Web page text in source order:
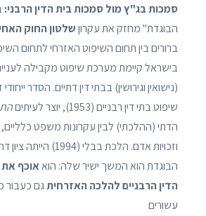
סמכות בג"ץ מול סמכות בית הדין הרבני:
הבוגדת" מחזק את עקרוןשלטון החוק
ברורים בין תחום השיפוט האזרחי לתחום
בישראל קיימת מערכת שיפוט מקבילה
(נישואין וגירושין) בבתי דין דתיים. הסדר
שיפוט בתי דין רבניים (1953), יוצר לעיתים
הדתי (ההלכתי) לבין עקרונות משפט כלליים,
וזכויות אדם. הלכת בבלי
הבוגדת הוא המשך ישיר שלה: הואאוכף
הדין הרבניים להלכה האזרחיתגם
עשורים